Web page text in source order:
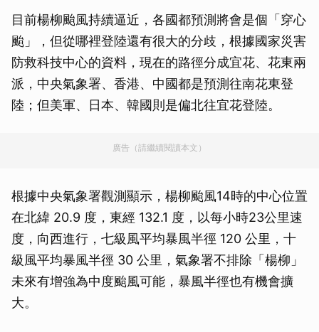
目前楊柳颱風持續逼近，各國都預測將會是個「穿心
颱」，但從哪裡登陸還有很大的分歧，根據國家災害
防救科技中心的資料，現在的路徑分成宜花、花東兩
派，中央氣象署、香港、中國都是預測往南花東登
陸；但美軍、日本、韓國則是偏北往宜花登陸。
廣告（請繼續閱讀本文）
根據中央氣象署觀測顯示，楊柳颱風14時的中心位置
在北緯 20.9 度，東經 132.1 度，以每小時23公里速
度，向西進行，七級風平均暴風半徑 120 公里，十
級風平均暴風半徑 30 公里，氣象署不排除「楊柳」
未來有增強為中度颱風可能，暴風半徑也有機會擴
大。